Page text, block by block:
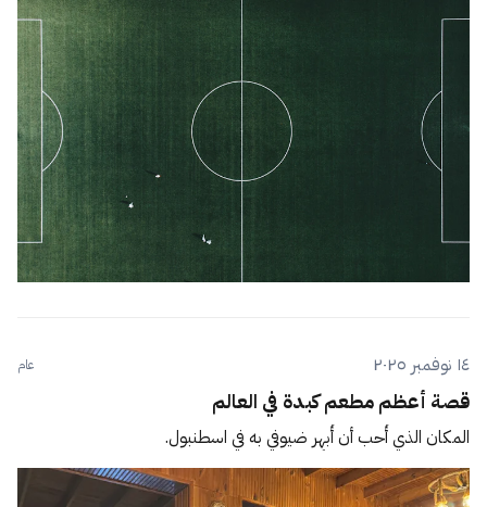
١٤ نوفمبر ٢٠٢٥ عام
قصة أعظم مطعم كبدة في العالم
المكان الذي أُحب أن أُبهِر ضيوفي به في اسطنبول.